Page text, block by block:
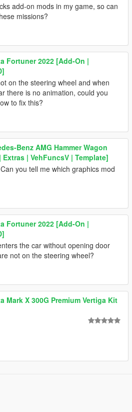
add-on mods in my game, so can
missions?
Fortuner 2022 [Add-On |
on the steering wheel and when
there is no animation, could you
to fix this?
Benz AMG Hammer Wagon
Extras | VehFuncsV | Template]
you tell me which graphics mod
Fortuner 2022 [Add-On |
the car without opening door
not on the steering wheel?
Mark X 300G Premium Vertiga Kit